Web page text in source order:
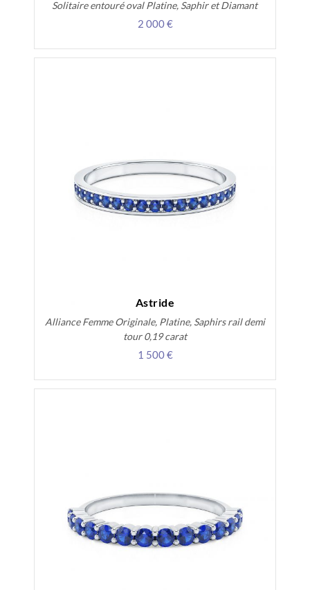
Solitaire entouré oval Platine, Saphir et Diamant
2 000 €
Astride
Alliance Femme Originale, Platine, Saphirs rail demi
tour 0,19 carat
1 500 €